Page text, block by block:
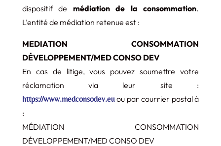
dispositif de médiation de la consommation.
L’entité de médiation retenue est :
MEDIATION CONSOMMATION
DÉVELOPPEMENT/MED CONSO DEV
En cas de litige, vous pouvez soumettre votre
réclamation via leur site :
https://www.medconsodev.euou par courrier postal à
:
MÉDIATION CONSOMMATION
DÉVELOPPEMENT/MED CONSO DEV